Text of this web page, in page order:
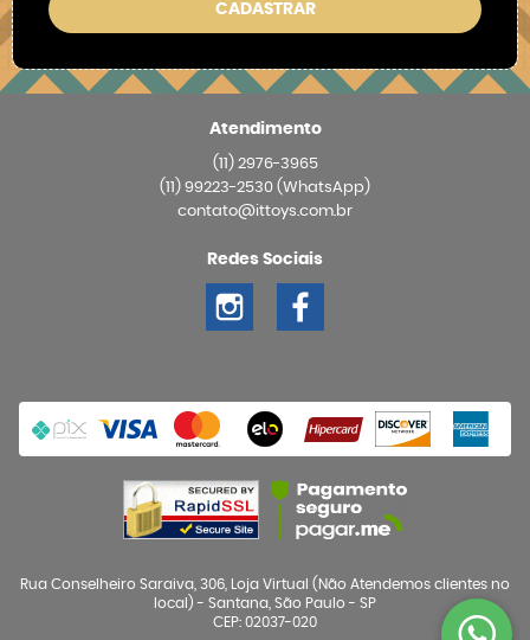
CADASTRAR
Atendimento
(11)2976-3965
(11) 99223-2530 (WhatsApp)
contato@ittoys.com.br
Redes Sociais
Rua Conselheiro Saraiva, 306, Loja Virtual (Não Atendemos clientes no
local) - Santana, São Paulo - SP
CEP: 02037-020